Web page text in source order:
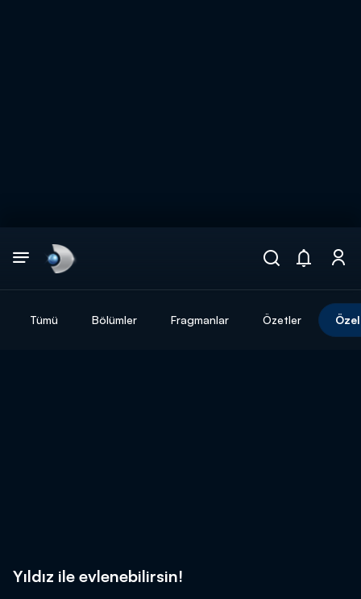
Tümü Bölümler Fragmanlar Özetler
Yıldız ile evlenebilirsin!